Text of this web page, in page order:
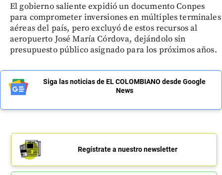
El gobierno saliente expidió un documento Conpes
para comprometer inversiones en múltiples terminales
aéreas del país, pero excluyó de estos recursos al
aeropuerto José María Córdova, dejándolo sin
presupuesto público asignado para los próximos años.
Siga las noticias de EL COLOMBIANO desde Google
News
Regístrate a nuestro newsletter